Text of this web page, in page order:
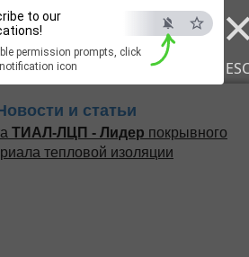
to our
permission prompts, click
icon
ТЕПЛО
и статьи
ТИАЛ-ЛЦП - Лидер покрывного
тепловой изоляции